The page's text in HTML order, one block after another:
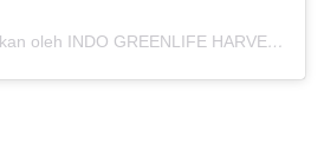
Sebuah kiriman dibagikan oleh INDO GREENLIFE HARVEST – PABRIK MAKLON (@indogreenlifeharvest)